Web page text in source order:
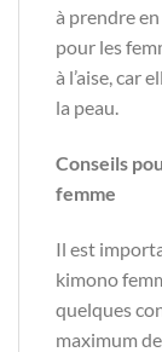
à prendre
pour les
à l’aise, car
la peau.
Conseils
femme
Il est
kimono
quelques
maximum